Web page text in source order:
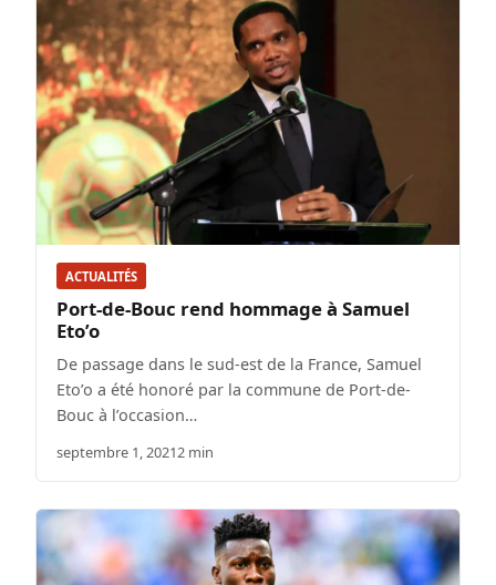
ACTUALITÉS
Port-de-Bouc rend hommage à Samuel
Eto’o
De passage dans le sud-est de la France, Samuel
Eto’o a été honoré par la commune de Port-de-
Bouc à l’occasion…
septembre 1, 20212 min